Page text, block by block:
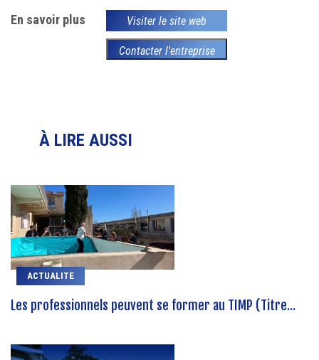
En savoir plus Visiter le site web
Contacter l'entreprise
À LIRE AUSSI
ACTUALITE
Les professionnels peuvent se former au TIMP (Titre...